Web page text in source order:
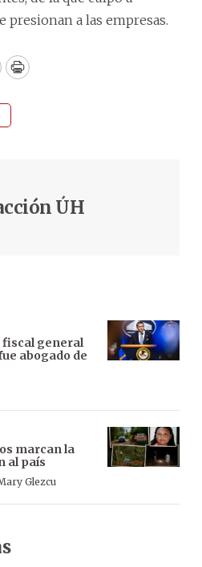
presionan a las empresas.
Print
ÚH
fiscal general
abogado de
marcan la
al país
Glezcu